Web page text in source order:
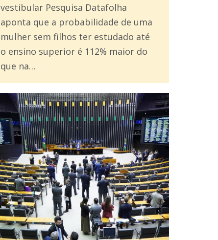
vestibular Pesquisa Datafolha
aponta que a probabilidade de uma
mulher sem filhos ter estudado até
o ensino superior é 112% maior do
que na…